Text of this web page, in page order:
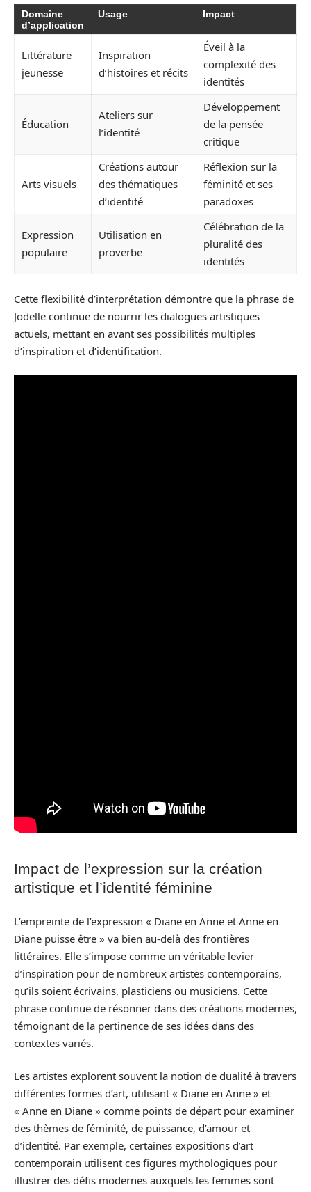
Domaine
d’application
Usage Impact
Littérature
jeunesse
Inspiration
d’histoires et récits
Éveil à la
complexité des
identités
Éducation
Ateliers sur
l’identité
Développement
de la pensée
critique
Arts visuels
Créations autour
des thématiques
d’identité
Réflexion sur la
féminité et ses
paradoxes
Expression
populaire
Utilisation en
proverbe
Célébration de la
pluralité des
identités
Cette flexibilité d’interprétation démontre que la phrase de
Jodelle continue de nourrir les dialogues artistiques
actuels, mettant en avant ses possibilités multiples
d’inspiration et d’identification.
Impact de l’expression sur la création
artistique et l’identité féminine
L’empreinte de l’expression « Diane en Anne et Anne en
Diane puisse être » va bien au-delà des frontières
littéraires. Elle s’impose comme un véritable levier
d’inspiration pour de nombreux artistes contemporains,
qu’ils soient écrivains, plasticiens ou musiciens. Cette
phrase continue de résonner dans des créations modernes,
témoignant de la pertinence de ses idées dans des
contextes variés.
Les artistes explorent souvent la notion de dualité à travers
différentes formes d’art, utilisant « Diane en Anne » et
« Anne en Diane » comme points de départ pour examiner
des thèmes de féminité, de puissance, d’amour et
d’identité. Par exemple, certaines expositions d’art
contemporain utilisent ces figures mythologiques pour
illustrer des défis modernes auxquels les femmes sont